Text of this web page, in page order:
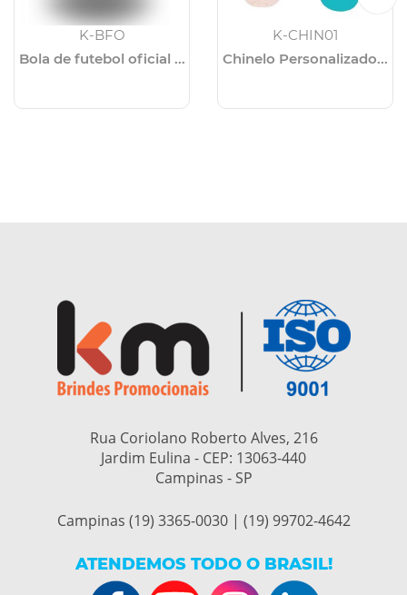
K-BFO
Bola de futebol oficial ...
K-CHIN01
Chinelo Personalizado...
Rua Coriolano Roberto Alves, 216
Jardim Eulina - CEP: 13063-440
Campinas - SP
Campinas (19) 3365-0030 | (19) 99702-4642
ATENDEMOS TODO O BRASIL!